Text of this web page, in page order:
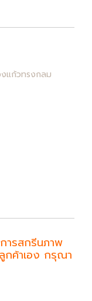
แก้วทรงกลม
ารสกรีนภาพ
กค้าเอง กรุณา